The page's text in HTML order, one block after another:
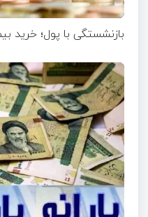
بازنشستگی با پول؛ خرید